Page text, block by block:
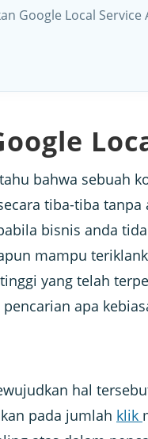
Google Local Service
bahwa sebuah
tiba-tiba
bisnis anda
mampu
yang telah
apa
hal
pada jumlah klik